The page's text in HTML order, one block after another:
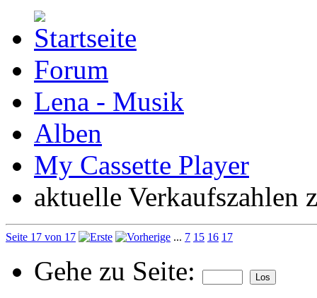
Forum
Lena - Musik
Alben
My Cassette Player
aktuelle Verkaufszahlen
Seite 17 von 17 ... 7 15 16 17
Gehe zu Seite: